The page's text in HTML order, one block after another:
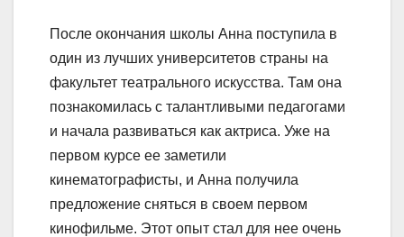
После окончания школы Анна поступила в
один из лучших университетов страны на
факультет театрального искусства. Там она
познакомилась с талантливыми педагогами
и начала развиваться как актриса. Уже на
первом курсе ее заметили
кинематографисты, и Анна получила
предложение сняться в своем первом
кинофильме. Этот опыт стал для нее очень